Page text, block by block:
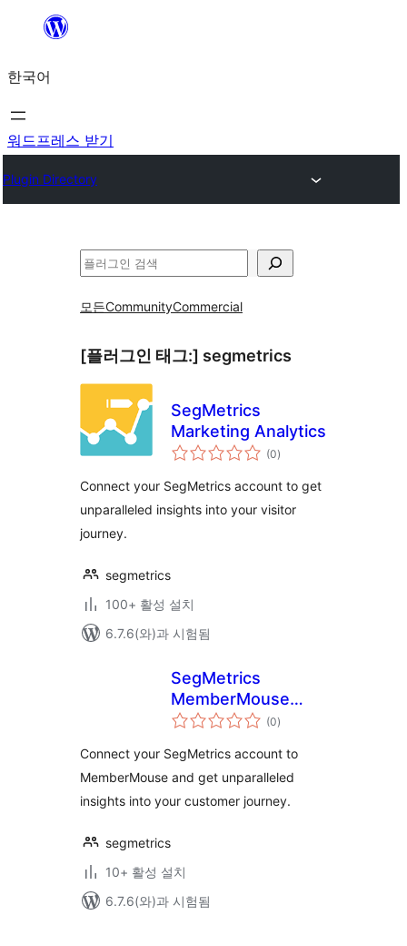
츠
로
바
가
한국어
워드프레스 받기
Plugin Directory
검
모든CommunityCommercial
[플러그인 태그:] segmetrics
SegMetrics
Marketing Analytics
(0전
체
점
)
Connect your SegMetrics account to get
unparalleled insights into your visitor
journey.
segmetrics
100+ 활성 설치
6.7.6(와)과 시험됨
SegMetrics
MemberMouse
Add-On
(0전
체
점
)
Connect your SegMetrics account to
MemberMouse and get unparalleled
insights into your customer journey.
segmetrics
10+ 활성 설치
6.7.6(와)과 시험됨